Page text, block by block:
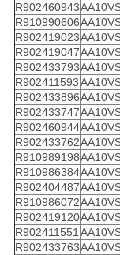
R902460943
R910990606
R902419023
R902419047
R902433793
R902411593
R902433896
R902433747
R902460944
R902433762
R910989198
R910986384
R902404487
R910986072
R902419120
R902411551
R902433763